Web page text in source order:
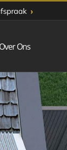
›
Over Ons